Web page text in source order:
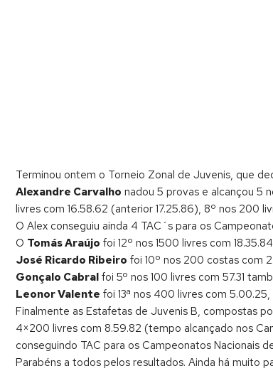
Terminou ontem o Torneio Zonal de Juvenis, que
Alexandre Carvalho nadou 5 provas e alcançou 5
livres com 16.58.62 (anterior 17.25.86), 8º nos 200
O Alex conseguiu ainda 4 TAC´s para os
O Tomás Araújo foi 12º nos 1500 livres com
José Ricardo Ribeiro foi 10º nos 200 costas com
Gonçalo Cabral foi 5º nos 100 livres com 57.31
Leonor Valente foi 13ª nos 400 livres com
Finalmente as Estafetas de Juvenis B, compostas
4×200 livres com 8.59.82 (tempo alcançado nos
conseguindo TAC para os Campeonatos Nacionais
Parabéns a todos pelos resultados. Ainda há muito